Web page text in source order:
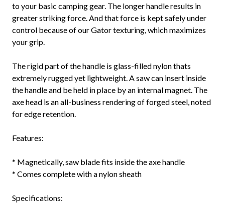
to your basic camping gear. The longer handle results in
greater striking force. And that force is kept safely under
control because of our Gator texturing, which maximizes
your grip.
The rigid part of the handle is glass-filled nylon thats
extremely rugged yet lightweight. A saw can insert inside
the handle and be held in place by an internal magnet. The
axe head is an all-business rendering of forged steel, noted
for edge retention.
Features:
* Magnetically, saw blade fits inside the axe handle
* Comes complete with a nylon sheath
Specifications: